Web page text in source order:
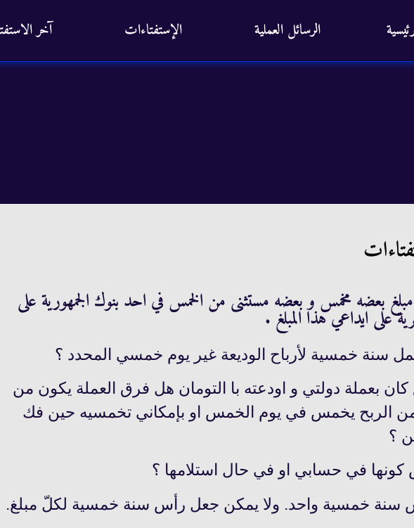
الرسائل العملية الإستفتاءات آخر
بعضه مخمس و بعضه مستثنى من الخمس في احد بنوك الجمهورية على
على ايداعي هذا المبلغ .
كان بعملة دولتي و اودعته با التومان هل فرق العملة يكون من
من الربح يخمس في يوم الخمس او بإمكاني تخمسيه حين فك
؟